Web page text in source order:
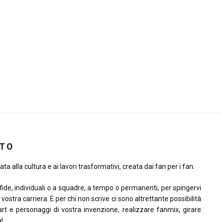
alla cultura e ai lavori trasformativi, creata dai fan per i fan.
individuali o a squadre, a tempo o permanenti, per spingervi
carriera. E per chi non scrive ci sono altrettante possibilità
e personaggi di vostra invenzione, realizzare fanmix, girare